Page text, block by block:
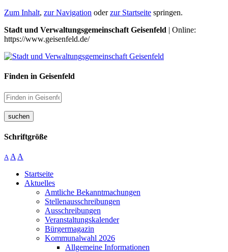
Zum Inhalt, zur Navigation oderzur Startseite springen.
Stadt und Verwaltungsgemeinschaft Geisenfeld | Online:
https://www.geisenfeld.de/
Finden in Geisenfeld
suchen
Schriftgröße
A A A
Startseite
Aktuelles
Amtliche Bekanntmachungen
Stellenausschreibungen
Ausschreibungen
Veranstaltungskalender
Bürgermagazin
Kommunalwahl 2026
Allgemeine Informationen